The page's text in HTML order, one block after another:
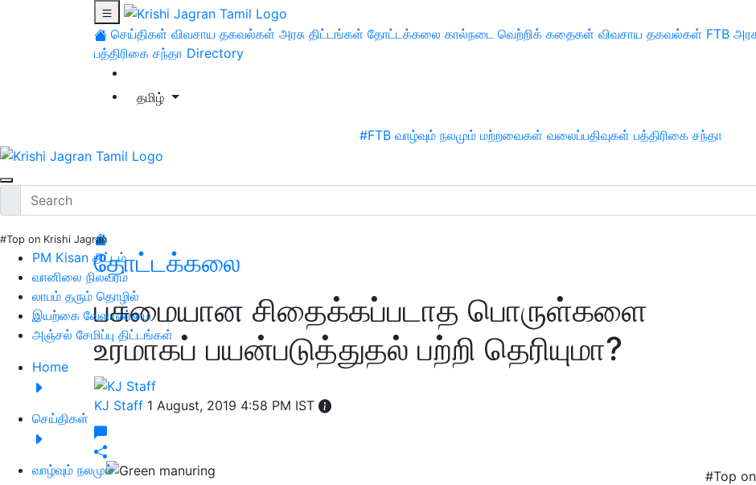
செய்திகள் விவசாய தகவல்கள் அரசு திட்டங்கள் தோட்டக்கலை கால்நடை வெற்றிக் கதைகள் விவசாய தகவல்கள் FTB
பத்திரிகை சந்தா Directory
தமிழ்
#FTB வாழ்வும் நலமும் மற்றவைகள் வலைப்பதிவுகள் பத்திரிகை சந்தா
#Top on Krishi Jagran
PM Kisan திட்டம்
வானிலை நிலவரம்
லாபம் தரும் தொழில்
இயற்கை வேளாண்மை
அஞ்சல் சேமிப்பு திட்டங்கள்
Home
செய்திகள்
வாழ்வும் நலமும்
தோட்டக்கலை
பசுமையான சிதைக்கப்படாத பொருள்களை
உரமாகப் பயன்படுத்துதல் பற்றி தெரியுமா?
KJ Staff 1 August, 2019 4:58 PM IST
#Top